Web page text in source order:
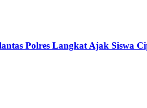
Polres Langkat Ajak Siswa